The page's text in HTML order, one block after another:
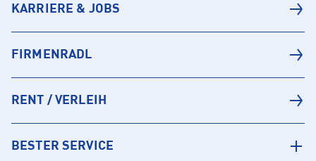
KARRIERE & JOBS
FIRMENRADL
RENT / VERLEIH
BESTER SERVICE